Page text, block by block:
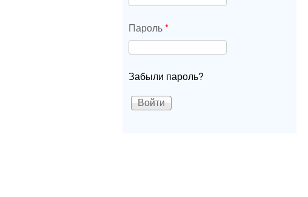
Пароль*
Забыли пароль?